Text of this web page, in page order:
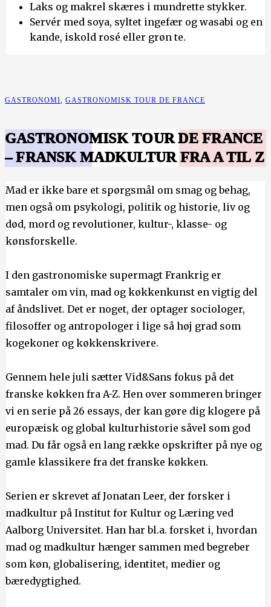
Laks og makrel skæres i mundrette stykker.
Servér med soya, syltet ingefær og wasabi og en
kande, iskold rosé eller grøn te.
GASTRONOMI, GASTRONOMISK TOUR DE FRANCE
GASTRONOMISK TOUR DE FRANCE
– FRANSK MADKULTUR FRA A TIL Z
Mad er ikke bare et spørgsmål om smag og behag,
men også om psykologi, politik og historie, liv og
død, mord og revolutioner, kultur-, klasse- og
kønsforskelle.
I den gastronomiske supermagt Frankrig er
samtaler om vin, mad og køkkenkunst en vigtig del
af åndslivet. Det er noget, der optager sociologer,
filosoffer og antropologer i lige så høj grad som
kogekoner og køkkenskrivere.
Gennem hele juli sætter Vid&Sans fokus på det
franske køkken fra A-Z. Hen over sommeren bringer
vi en serie på 26 essays, der kan gøre dig klogere på
europæisk og global kulturhistorie såvel som god
mad. Du får også en lang række opskrifter på nye og
gamle klassikere fra det franske køkken.
Serien er skrevet af Jonatan Leer, der forsker i
madkultur på Institut for Kultur og Læring ved
Aalborg Universitet. Han har bl.a. forsket i, hvordan
mad og madkultur hænger sammen med begreber
som køn, globalisering, identitet, medier og
bæredygtighed.